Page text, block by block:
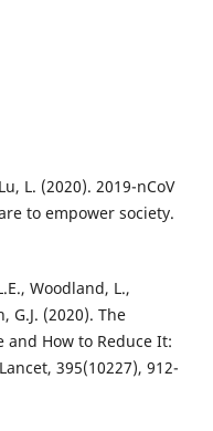
L. (2020). 2019-nCoV
to empower society.
Woodland, L.,
G.J. (2020). The
How to Reduce It:
395(10227), 912-